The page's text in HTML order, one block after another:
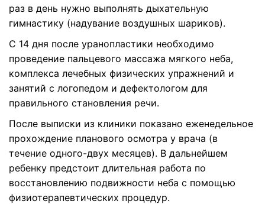
раз в день нужно выполнять дыхательную
гимнастику (надувание воздушных шариков).
С 14 дня после уранопластики необходимо
проведение пальцевого массажа мягкого неба,
комплекса лечебных физических упражнений и
занятий с логопедом и дефектологом для
правильного становления речи.
После выписки из клиники показано еженедельное
прохождение планового осмотра у врача (в
течение одного-двух месяцев). В дальнейшем
ребенку предстоит длительная работа по
восстановлению подвижности неба с помощью
физиотерапевтических процедур.